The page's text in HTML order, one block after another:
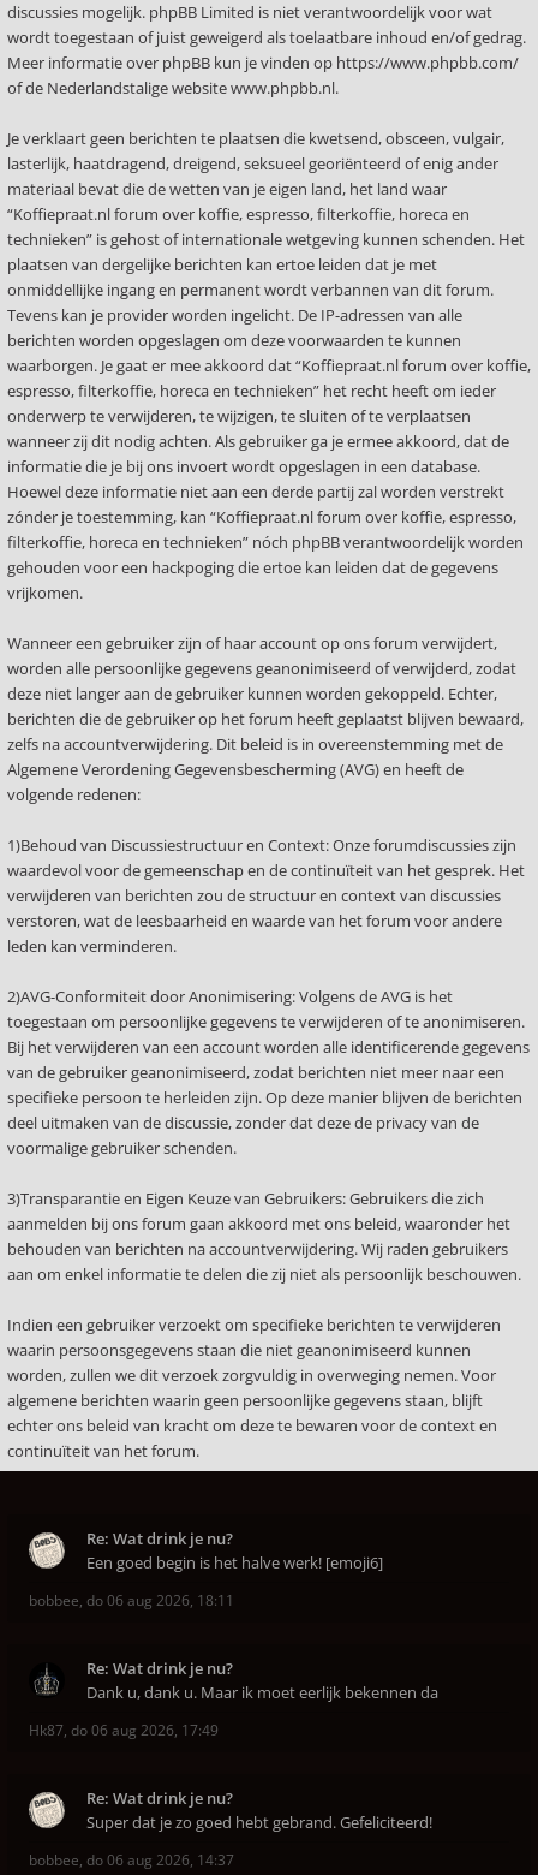
discussies mogelijk. phpBB Limited is niet verantwoordelijk voor wat
wordt toegestaan of juist geweigerd als toelaatbare inhoud en/of gedrag.
Meer informatie over phpBB kun je vinden op https://www.phpbb.com/
of de Nederlandstalige websitewww.phpbb.nl.
Je verklaart geen berichten te plaatsen die kwetsend, obsceen, vulgair,
lasterlijk, haatdragend, dreigend, seksueel georiënteerd of enig ander
materiaal bevat die de wetten van je eigen land, het land waar
“Koffiepraat.nl forum over koffie, espresso, filterkoffie, horeca en
technieken” is gehost of internationale wetgeving kunnen schenden. Het
plaatsen van dergelijke berichten kan ertoe leiden dat je met
onmiddellijke ingang en permanent wordt verbannen van dit forum.
Tevens kan je provider worden ingelicht. De IP-adressen van alle
berichten worden opgeslagen om deze voorwaarden te kunnen
waarborgen. Je gaat er mee akkoord dat “Koffiepraat.nl forum over koffie,
espresso, filterkoffie, horeca en technieken” het recht heeft om ieder
onderwerp te verwijderen, te wijzigen, te sluiten of te verplaatsen
wanneer zij dit nodig achten. Als gebruiker ga je ermee akkoord, dat de
informatie die je bij ons invoert wordt opgeslagen in een database.
Hoewel deze informatie niet aan een derde partij zal worden verstrekt
zónder je toestemming, kan “Koffiepraat.nl forum over koffie, espresso,
filterkoffie, horeca en technieken” nóch phpBB verantwoordelijk worden
gehouden voor een hackpoging die ertoe kan leiden dat de gegevens
vrijkomen.
Wanneer een gebruiker zijn of haar account op ons forum verwijdert,
worden alle persoonlijke gegevens geanonimiseerd of verwijderd, zodat
deze niet langer aan de gebruiker kunnen worden gekoppeld. Echter,
berichten die de gebruiker op het forum heeft geplaatst blijven bewaard,
zelfs na accountverwijdering. Dit beleid is in overeenstemming met de
Algemene Verordening Gegevensbescherming (AVG) en heeft de
volgende redenen:
1)Behoud van Discussiestructuur en Context: Onze forumdiscussies zijn
waardevol voor de gemeenschap en de continuïteit van het gesprek. Het
verwijderen van berichten zou de structuur en context van discussies
verstoren, wat de leesbaarheid en waarde van het forum voor andere
leden kan verminderen.
2)AVG-Conformiteit door Anonimisering: Volgens de AVG is het
toegestaan om persoonlijke gegevens te verwijderen of te anonimiseren.
Bij het verwijderen van een account worden alle identificerende gegevens
van de gebruiker geanonimiseerd, zodat berichten niet meer naar een
specifieke persoon te herleiden zijn. Op deze manier blijven de berichten
deel uitmaken van de discussie, zonder dat deze de privacy van de
voormalige gebruiker schenden.
3)Transparantie en Eigen Keuze van Gebruikers: Gebruikers die zich
aanmelden bij ons forum gaan akkoord met ons beleid, waaronder het
behouden van berichten na accountverwijdering. Wij raden gebruikers
aan om enkel informatie te delen die zij niet als persoonlijk beschouwen.
Indien een gebruiker verzoekt om specifieke berichten te verwijderen
waarin persoonsgegevens staan die niet geanonimiseerd kunnen
worden, zullen we dit verzoek zorgvuldig in overweging nemen. Voor
algemene berichten waarin geen persoonlijke gegevens staan, blijft
echter ons beleid van kracht om deze te bewaren voor de context en
continuïteit van het forum.
Re: Wat drink je nu?
Een goed begin is het halve werk! [emoji6]
bobbee, do 06 aug 2026, 18:11
Re: Wat drink je nu?
Dank u, dank u. Maar ik moet eerlijk bekennen da
Hk87, do 06 aug 2026, 17:49
Re: Wat drink je nu?
Super dat je zo goed hebt gebrand. Gefeliciteerd!
bobbee, do 06 aug 2026, 14:37